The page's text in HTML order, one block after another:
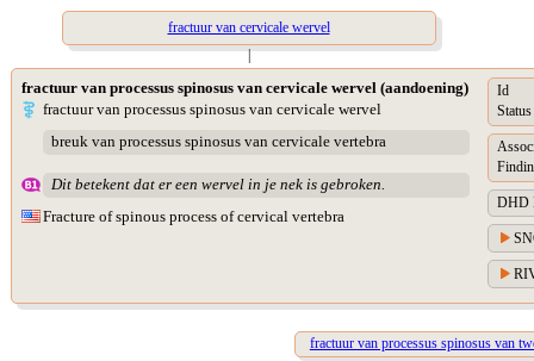
fractuur van cervicale wervel
|
fractuur van processus spinosus van cervicale wervel (aandoening)
fractuur van processus spinosus van cervicale wervel
breuk van processus spinosus van cervicale vertebra
Dit betekent dat er een wervel in je nek is gebroken.
Fracture of spinous process of cervical vertebra
Id
Status
DHD
fractuur van processus spinosus van